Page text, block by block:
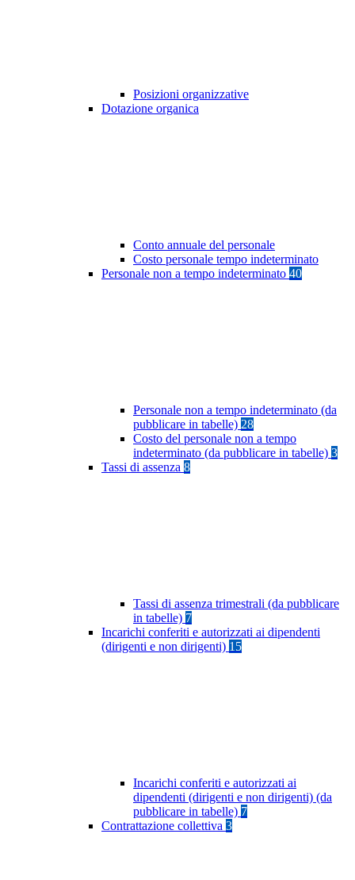
Posizioni organizzative
Dotazione organica
Conto annuale del personale
Costo personale tempo indeterminato
Personale non a tempo indeterminato 40
Personale non a tempo indeterminato (da
pubblicare in tabelle) 28
Costo del personale non a tempo
indeterminato (da pubblicare in tabelle) 3
Tassi di assenza 8
Tassi di assenza trimestrali (da pubblicare
in tabelle) 7
Incarichi conferiti e autorizzati ai dipendenti
(dirigenti e non dirigenti) 15
Incarichi conferiti e autorizzati ai
dipendenti (dirigenti e non dirigenti) (da
pubblicare in tabelle) 7
Contrattazione collettiva 3